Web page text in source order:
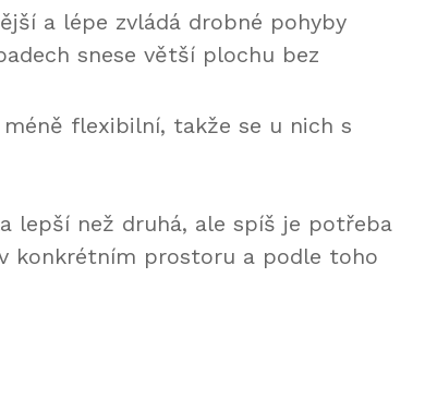
a lépe zvládá drobné pohyby
snese větší plochu bez
flexibilní, takže se u nich s
lepší než druhá, ale spíš je potřeba
konkrétním prostoru a podle toho